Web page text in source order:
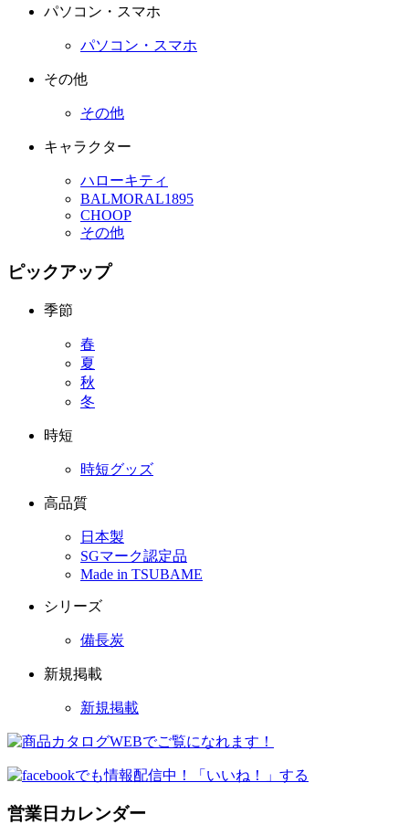
パソコン・スマホ
パソコン・スマホ
その他
その他
キャラクター
ハローキティ
BALMORAL1895
CHOOP
その他
ピックアップ
季節
春
夏
秋
冬
時短
時短グッズ
高品質
日本製
SGマーク認定品
Made in TSUBAME
シリーズ
備長炭
新規掲載
新規掲載
営業日カレンダー